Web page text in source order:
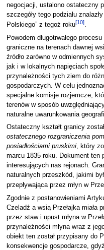
negocjacji, ustalono ostateczny
szczegóły tego podziału
Polskiego” z tegoż roku[10].
Powodem długotrwałego
graniczne na terenach dawnej
źródło zarówno w odmiennych
jak i w lokalnych napięciach
przynależności tych ziem do
gospodarczych. W celu
specjalne komisje rozjemcze,
terenów w sposób
naturalne uwarunkowania
Ostateczny kształt granicy
ostatecznego rozgraniczenia
posiadłościami pruskimi, który
marcu 1835 roku. Dokument ten
interesujących nas rejonach.
naturalnych przeszkód, jakimi
przepływająca przez młyn w
Zgodnie z postanowieniami
Czeladź a wsią Przełajka miała
przez staw i upust młyna w
przynależności młyna wraz z
obiekt ten został przypisany do
konsekwencje gospodarcze,